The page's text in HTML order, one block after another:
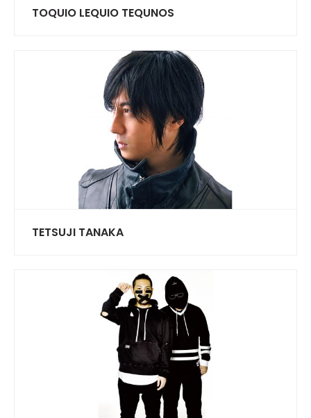
TOQUIO LEQUIO TEQUNOS
TETSUJI TANAKA